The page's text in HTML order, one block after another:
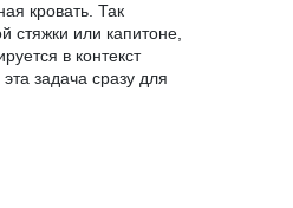
кровать. Так
стяжки или капитоне,
в контекст
задача сразу для